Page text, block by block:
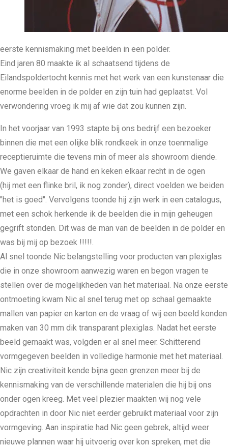
eerste kennismaking met beelden in een polder.
Eind jaren 80 maakte ik al schaatsend tijdens de
Eilandspoldertocht kennis met het werk van een kunstenaar die
enorme beelden in de polder en zijn tuin had geplaatst. Vol
verwondering vroeg ik mij af wie dat zou kunnen zijn.
In het voorjaar van 1993 stapte bij ons bedrijf een bezoeker
binnen die met een olijke blik rondkeek in onze toenmalige
receptieruimte die tevens min of meer als showroom diende.
We gaven elkaar de hand en keken elkaar recht in de ogen
(hij met een flinke bril, ik nog zonder), direct voelden we beiden
"het is goed". Vervolgens toonde hij zijn werk in een catalogus,
met een schok herkende ik de beelden die in mijn geheugen
gegrift stonden. Dit was de man van de beelden in de polder en
was bij mij op bezoek !!!!!.
Al snel toonde Nic belangstelling voor producten van plexiglas
die in onze showroom aanwezig waren en begon vragen te
stellen over de mogelijkheden van het materiaal. Na onze eerste
ontmoeting kwam Nic al snel terug met op schaal gemaakte
mallen van papier en karton en de vraag of wij een beeld konden
maken van 30 mm dik transparant plexiglas. Nadat het eerste
beeld gemaakt was, volgden er al snel meer. Schitterend
vormgegeven beelden in volledige harmonie met het materiaal.
Nic zijn creativiteit kende bijna geen grenzen meer bij de
kennismaking van de verschillende materialen die hij bij ons
onder ogen kreeg. Met veel plezier maakten wij nog vele
opdrachten in door Nic niet eerder gebruikt materiaal voor zijn
vormgeving. Aan inspiratie had Nic geen gebrek, altijd weer
nieuwe plannen waar hij uitvoerig over kon spreken, met die